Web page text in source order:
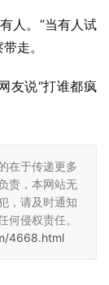
人。”当有人试
走。
友说“打谁都疯
在于传递更多
责，本网站无
，请及时通知
侵权责任。
4668.html